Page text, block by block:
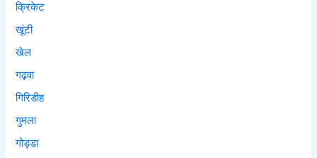
क्रिकेट
खूंटी
खेल
गढ़वा
गिरिडीह
गुमला
गोड्डा